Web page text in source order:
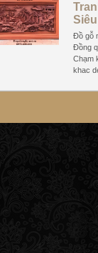
Đồ gỗ
Đồng
Chạm
khac